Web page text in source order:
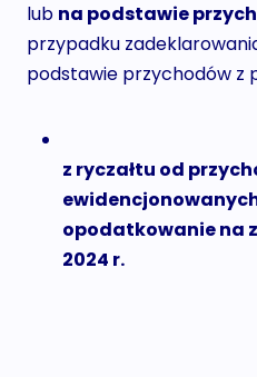
lub na podstawie
przypadku
podstawie przychodów z
z ryczałtu od
opodatkowanie na
2024 r.